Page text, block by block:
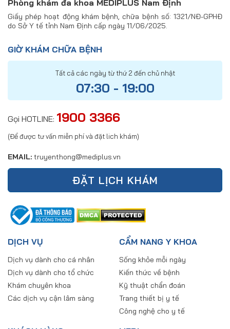
Phòng khám đa khoa MEDIPLUS Nam Định
Giấy phép hoạt động khám bệnh, chữa bệnh số: 1321/NĐ-GPHĐ
do Sở Y tế tỉnh Nam Định cấp ngày 11/06/2025.
GIỜ KHÁM CHỮA BỆNH
Tất cả các ngày từ thứ 2 đến chủ nhật
07:30 - 19:00
Gọi HOTLINE: 1900 3366
(Để được tư vấn miễn phí và đặt lich khám)
EMAIL: truyenthong@mediplus.vn
ĐẶT LỊCH KHÁM
DỊCH VỤ
Dịch vụ dành cho cá nhân
Dịch vụ dành cho tổ chức
Khám chuyên khoa
Các dịch vụ cận lâm sàng
CẨM NANG Y KHOA
Sống khỏe mỗi ngày
Kiến thức về bệnh
Kỹ thuật chẩn đoán
Trang thiết bị y tế
Công nghệ cho y tế